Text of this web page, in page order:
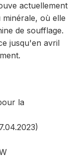
actuellement
où elle
de soufflage.
jusqu'en avril
la